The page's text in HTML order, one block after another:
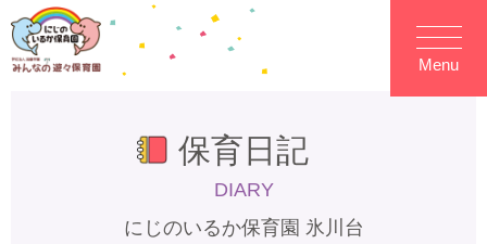
Menu
保育日記
DIARY
にじのいるか保育園 氷川台